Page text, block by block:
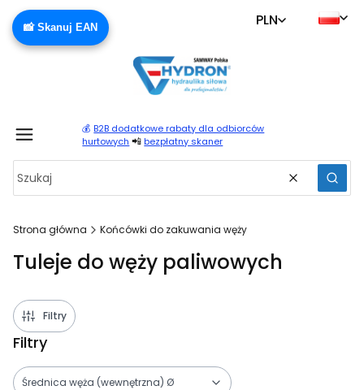
📸 Skanuj EAN PLN
💰 B2B dodatkowe rabaty dla odbiorców
hurtowych 📲 bezpłatny skaner
Wyczyść
Strona główna Końcówki do zakuwania węży
Tuleje do węży paliwowych
Filtry
Filtry
Średnica węża (wewnętrzna) Ø